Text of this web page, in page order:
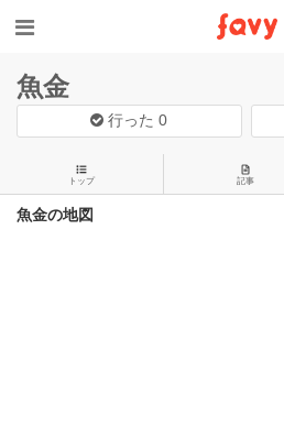
魚金
行った0
トップ 記事
魚金の地図